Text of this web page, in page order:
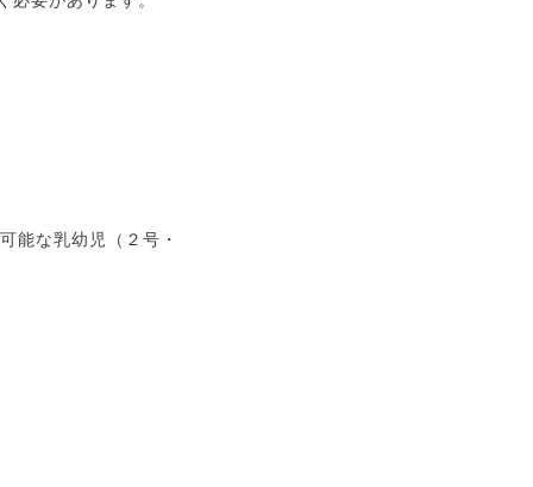
能な乳幼児（２号・